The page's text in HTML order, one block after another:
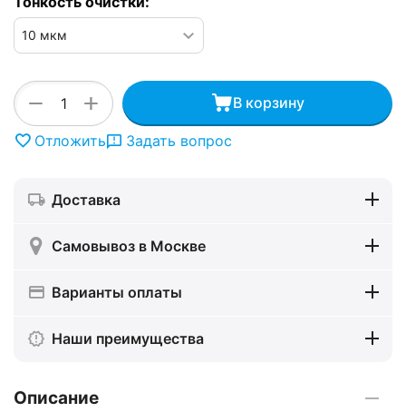
+
− В корзину
Отложить Задать вопрос
Доставка
Самовывоз в Москве
Варианты оплаты
Наши преимущества
Описание